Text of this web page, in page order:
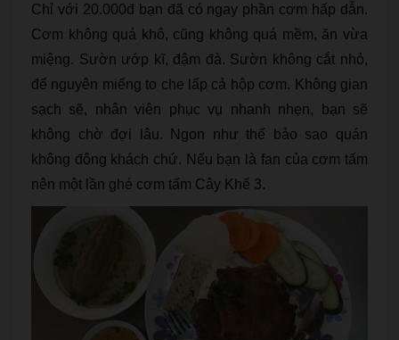
Chỉ với 20.000đ bạn đã có ngay phần cơm hấp dẫn.
Cơm không quá khô, cũng không quá mềm, ăn vừa
miệng. Sườn ướp kĩ, đậm đà. Sườn không cắt nhỏ,
để nguyên miếng to che lấp cả hộp cơm. Không gian
sạch sẽ, nhân viên phục vụ nhanh nhẹn, bạn sẽ
không chờ đợi lâu. Ngon như thế bảo sao quán
không đông khách chứ. Nếu bạn là fan của cơm tấm
nên một lần ghé cơm tấm Cây Khế 3.